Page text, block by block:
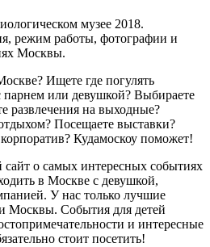
музее 2018.
режим работы, фотографии и
Москвы.
Ищете где погулять
парнем или девушкой? Выбираете
развлечения на выходные?
Посещаете выставки?
Кудамоскоу поможет!
о самых интересных событиях
в Москве с девушкой,
У нас только лучшие
Москвы. События для детей
и интересные
стоит посетить!